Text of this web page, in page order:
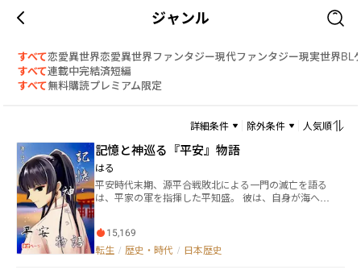
ジャンル
すべて恋愛異世界恋愛異世界ファンタジー現代ファンタジー現実世界BL
すべて連載中完結済短編
すべて無料購読プレミアム限定
詳細条件 除外条件 人気順
記憶と神巡る『平安』物語
はる
平安時代末期、源平合戦敗北による一門の滅亡を語る
は、平家の軍を指揮した平知盛。 彼は、自身が海へ沈
は、滅亡と再生を繰り返した果ての世界……現代の日
本によく似た世界だった。 ◇ その世界で「僕」こと
15,169
転生 / 歴史・時代 / 日本歴史